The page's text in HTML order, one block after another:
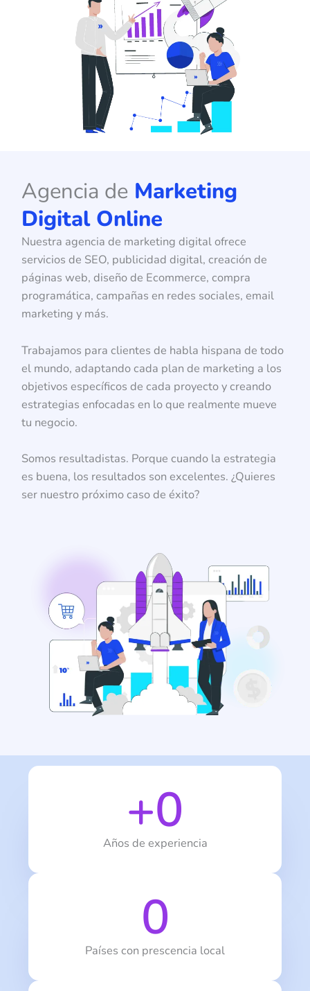
Agencia de Marketing
Digital Online
Nuestra agencia de marketing digital ofrece
servicios de SEO, publicidad digital, creación de
páginas web, diseño de Ecommerce, compra
programática, campañas en redes sociales, email
marketing y más.
Trabajamos para clientes de habla hispana de todo
el mundo, adaptando cada plan de marketing a los
objetivos específicos de cada proyecto y creando
estrategias enfocadas en lo que realmente mueve
tu negocio.
Somos resultadistas. Porque cuando la estrategia
es buena, los resultados son excelentes. ¿Quieres
ser nuestro próximo caso de éxito?
+0
Años de experiencia
0
Países con prescencia local